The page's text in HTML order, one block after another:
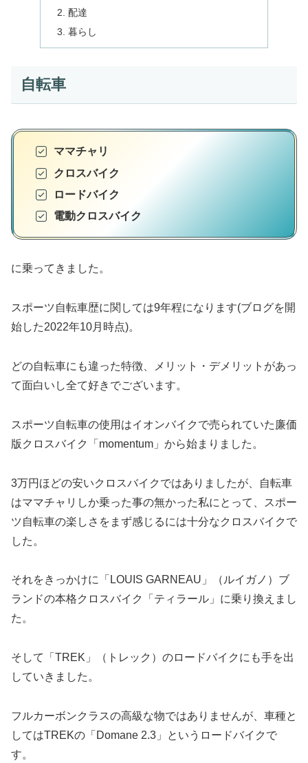
配達
暮らし
自転車
ママチャリ
クロスバイク
ロードバイク
電動クロスバイク
に乗ってきました。
スポーツ自転車歴に関しては9年程になります(ブログを開
始した2022年10月時点)。
どの自転車にも違った特徴、メリット・デメリットがあっ
て面白いし全て好きでございます。
スポーツ自転車の使用はイオンバイクで売られていた廉価
版クロスバイク「momentum」から始まりました。
3万円ほどの安いクロスバイクではありましたが、自転車
はママチャリしか乗った事の無かった私にとって、スポー
ツ自転車の楽しさをまず感じるには十分なクロスバイクで
した。
それをきっかけに「LOUIS GARNEAU」（ルイガノ）ブ
ランドの本格クロスバイク「ティラール」に乗り換えまし
た。
そして「TREK」（トレック）のロードバイクにも手を出
していきました。
フルカーボンクラスの高級な物ではありませんが、車種と
してはTREKの「Domane 2.3」というロードバイクで
す。